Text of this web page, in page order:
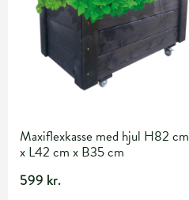
Maxiflexkasse med hjul H82 cm
x L42 cm x B35 cm
599 kr.